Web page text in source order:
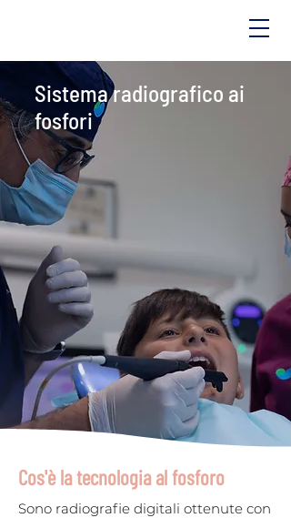
Sistema radiografico ai
fosfori
Cos'è la tecnologia al fosforo
Sono radiografie digitali ottenute con